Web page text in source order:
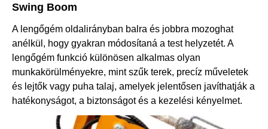
Swing Boom
A lengőgém oldalirányban balra és jobbra mozoghat
anélkül, hogy gyakran módosítaná a test helyzetét. A
lengőgém funkció különösen alkalmas olyan
munkakörülményekre, mint szűk terek, precíz műveletek
és lejtők vagy puha talaj, amelyek jelentősen javíthatják a
hatékonyságot, a biztonságot és a kezelési kényelmet.